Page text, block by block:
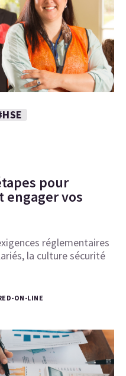
pour
engager vos
réglementaires
la culture sécurité
ON-LINE